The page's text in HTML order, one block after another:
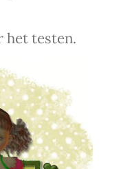
het testen.